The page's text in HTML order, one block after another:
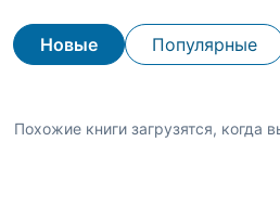
Новые Популярные
Похожие книги загрузятся, когда